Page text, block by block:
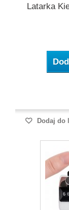
Latarka
Dodaj do